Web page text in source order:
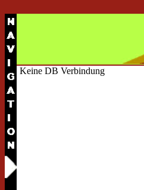
Keine DB Verbindung